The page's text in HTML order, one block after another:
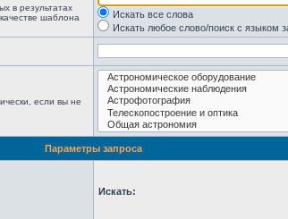
в результатах
шаблона
Искать все слова
Искать любое слово/поиск с языком
если вы не
Параметры запроса
Искать: